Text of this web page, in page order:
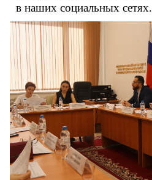
в наших социальных сетях.